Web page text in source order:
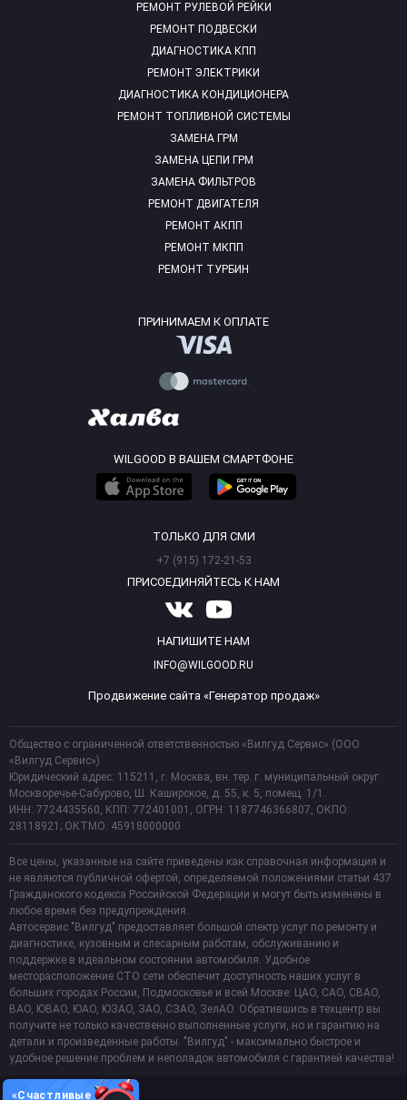
РЕМОНТ РУЛЕВОЙ РЕЙКИ
РЕМОНТ ПОДВЕСКИ
ДИАГНОСТИКА КПП
РЕМОНТ ЭЛЕКТРИКИ
ДИАГНОСТИКА КОНДИЦИОНЕРА
РЕМОНТ ТОПЛИВНОЙ СИСТЕМЫ
ЗАМЕНА ГРМ
ЗАМЕНА ЦЕПИ ГРМ
ЗАМЕНА ФИЛЬТРОВ
РЕМОНТ ДВИГАТЕЛЯ
РЕМОНТ АКПП
РЕМОНТ МКПП
РЕМОНТ ТУРБИН
ПРИНИМАЕМ К ОПЛАТЕ
WILGOOD В ВАШЕМ СМАРТФОНЕ
ТОЛЬКО ДЛЯ СМИ
+7 (915) 172-21-53
ПРИСОЕДИНЯЙТЕСЬ К НАМ
НАПИШИТЕ НАМ
INFO@WILGOOD.RU
Продвижение сайта «Генератор продаж»
Общество с ограниченной ответственностью «Вилгуд Сервис» (ООО
«Вилгуд Сервис»)
Юридический адрес: 115211, г. Москва, вн. тер. г. муниципальный округ
Москворечье-Сабурово, Ш. Каширское, д. 55, к. 5, помещ. 1/1.
ИНН: 7724435560, КПП: 772401001, ОГРН: 1187746366807, ОКПО:
28118921; ОКТМО: 45918000000
Все цены, указанные на сайте приведены как справочная информация и
не являются публичной офертой, определяемой положениями статьи 437
Гражданского кодекса Российской Федерации и могут быть изменены в
любое время без предупреждения.
Автосервис "Вилгуд" предоставляет большой спектр услуг по ремонту и
диагностике, кузовным и слесарным работам, обслуживанию и
поддержке в идеальном состоянии автомобиля. Удобное
месторасположение СТО сети обеспечит доступность наших услуг в
больших городах России, Подмосковье и всей Москве: ЦАО, САО, СВАО,
ВАО, ЮВАО, ЮАО, ЮЗАО, ЗАО, СЗАО, ЗелАО. Обратившись в техцентр вы
получите не только качественно выполненные услуги, но и гарантию на
детали и произведенные работы. "Вилгуд" - максимально быстрое и
удобное решение проблем и неполадок автомобиля с гарантией качества!
«Счастливые